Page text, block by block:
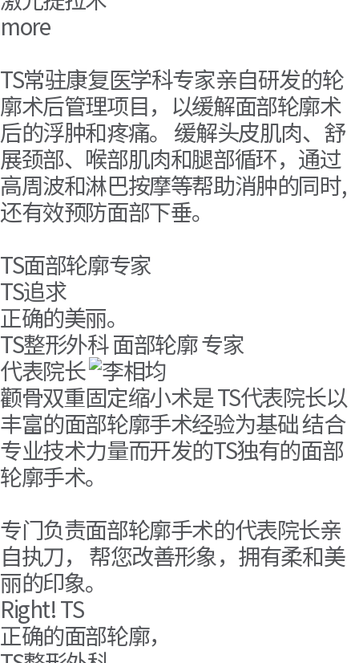
more
TS独有的术后管理，Afthetic
Afthetic [ After + Aesthetic ]
TS常驻康复医学科专家亲自研发的轮
廓术后管理项目，以缓解面部轮廓术
后的浮肿和疼痛。 缓解头皮肌肉、舒
展颈部、喉部肌肉和腿部循环，通过
高周波和淋巴按摩等帮助消肿的同时,
还有效预防面部下垂。
step01 植物精油
step02 洁面
step03 空气波压力腿部按摩
step04 头皮按摩
step05 高周波管理
step06 肩颈部管理
step07 淋巴管理
step08 泥浆面膜
TS面部轮廓专家
TS追求
正确的美丽。
TS整形外科 面部轮廓 专家
代表院长
颧骨双重固定缩小术是 TS代表院长以
丰富的面部轮廓手术经验为基础 结合
专业技术力量而开发的TS独有的面部
轮廓手术。
专门负责面部轮廓手术的代表院长亲
自执刀， 帮您改善形象，拥有柔和美
丽的印象。
Right!TS
正确的面部轮廓，